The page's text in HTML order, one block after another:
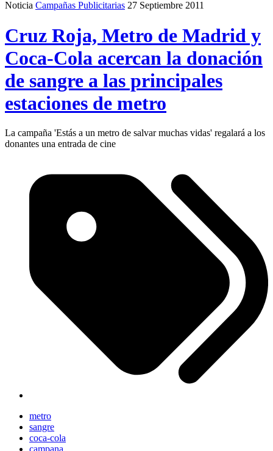
Noticia Campañas Publicitarias 27 Septiembre 2011
Cruz Roja, Metro de Madrid y
Coca-Cola acercan la donación
de sangre a las principales
estaciones de metro
La campaña 'Estás a un metro de salvar muchas vidas' regalará a los
donantes una entrada de cine
metro
sangre
coca-cola
campana